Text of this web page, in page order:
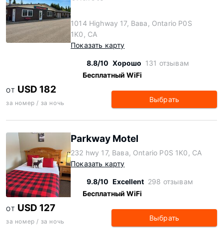
1014 Highway 17, Вава, Ontario P0S
1K0, CA
Показать карту
8.8/10 Хорошо 131 отзывам
Бесплатный WiFi
ОТ USD 182
за номер / за ночь Выбрать
Parkway Motel
232 hwy 17, Вава, Ontario P0S 1K0, CA
Показать карту
9.8/10 Excellent 298 отзывам
Бесплатный WiFi
ОТ USD 127
за номер / за ночь Выбрать